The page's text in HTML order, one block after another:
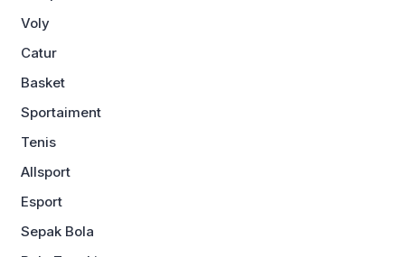
Voly
Catur
Basket
Sportaiment
Tenis
Allsport
Esport
Sepak Bola